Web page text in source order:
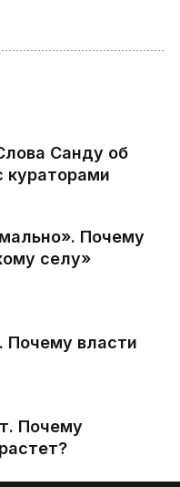
Санду об
кураторами
Почему
селу»
Почему власти
Почему